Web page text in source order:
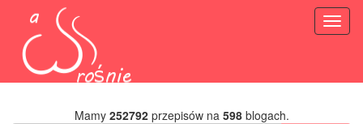
Mamy 252792przepisów na 598blogach.